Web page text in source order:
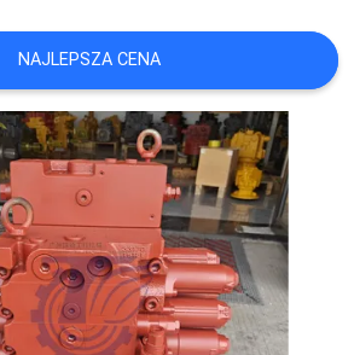
NAJLEPSZA CENA